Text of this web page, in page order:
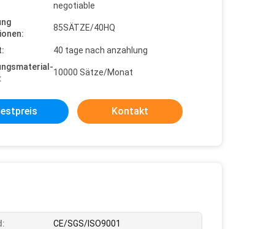
negotiable
85SÄTZE/40HQ
40 tage nach anzahlung
10000 Sätze/Monat
Kontakt
CE/SGS/ISO9001